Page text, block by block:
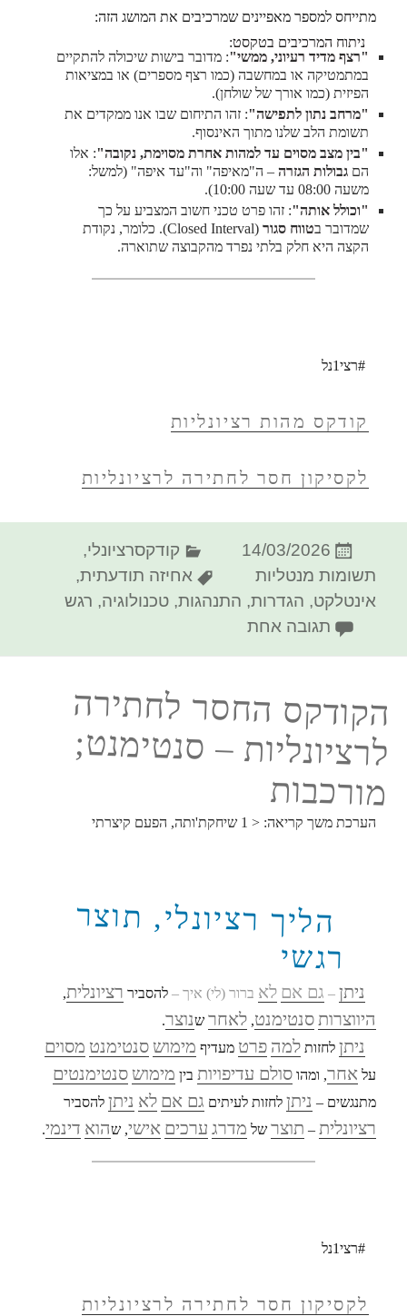
מתייחס למספר מאפיינים שמרכיבים את המושג הזה:
ניתוח המרכיבים בטקסט:
"רצף מדיד רעיוני, ממשי": מדובר בישות שיכולה להתקיים
במתמטיקה או במחשבה (כמו רצף מספרים) או במציאות
הפיזית (כמו אורך של שולחן).
"מרחב נתון לתפישה": זהו התיחום שבו אנו ממקדים את
תשומת הלב שלנו מתוך האינסוף.
"בין מצב מסוים עד למהות אחרת מסוימת, נקובה": אלו
הםגבולות הגזרה – ה"מאיפה" וה"עד איפה" (למשל:
משעה 08:00 עד שעה 10:00).
"וכולל אותה": זהו פרט טכני חשוב המצביע על כך
שמדובר בטווח סגור
(Closed Interval). כלומר, נקודת
הקצה היא חלק בלתי נפרד מהקבוצה שתוארה.
#רצי1נל
קודקס מהות רציונליות
לקסיקון חסר לחתירה לרציונליות
פורסם
בתאריך
14/03/2026 קטגוריות
קודקסרציונלי,
תשומות מנטליות
תגיות
אחיזה תודעתית,
אינטלקט, הגדרות, התנהגות,טכנולוגיה, רגש
תגובה אחתעל הקודקס החסר לחתירה
הקודקס החסר לחתירה
לרציונליות – סנטימנט;
מורכבות
הערכת משך קריאה: < 1 שיחקת'ותה, הפעם קיצרתי
הליך רציונלי, תוצר
רגשי
ניתן – גם אם לא ברור (לי) איך – להסביר רציונלית,
היווצרות סנטימנט,לאחר שנוצר.
ניתן לחזותלמה פרט מעדיף מימוש סנטימנט מסוים
עלאחר, ומהוסולם עדיפויות בין מימוש סנטימנטים
מתנגשים – ניתן לחזות לעיתים גם אם לא ניתן להסביר
רציונלית – תוצר של מדרג ערכים אישי, שהוא דינמי.
#רצי1נל
לקסיקון חסר לחתירה לרציונליות